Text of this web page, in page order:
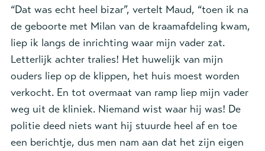
“Dat was echt heel bizar”, vertelt Maud, “toen ik na
de geboorte met Milan van de kraamafdeling kwam,
liep ik langs de inrichting waar mijn vader zat.
Letterlijk achter tralies! Het huwelijk van mijn
ouders liep op de klippen, het huis moest worden
verkocht. En tot overmaat van ramp liep mijn vader
weg uit de kliniek. Niemand wist waar hij was! De
politie deed niets want hij stuurde heel af en toe
een berichtje, dus men nam aan dat het zijn eigen